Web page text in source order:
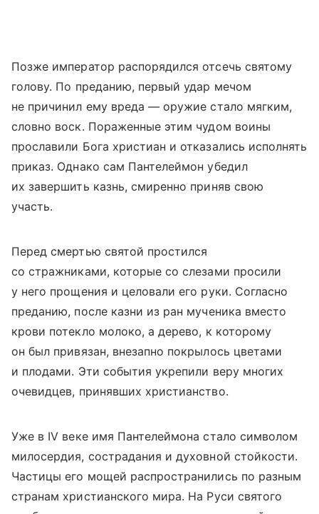
Позже император распорядился отсечь святому
голову. По преданию, первый удар мечом
не причинил ему вреда — оружие стало мягким,
словно воск. Пораженные этим чудом воины
прославили Бога христиан и отказались исполнять
приказ. Однако сам Пантелеймон убедил
их завершить казнь, смиренно приняв свою
участь.
Перед смертью святой простился
со стражниками, которые со слезами просили
у него прощения и целовали его руки. Согласно
преданию, после казни из ран мученика вместо
крови потекло молоко, а дерево, к которому
он был привязан, внезапно покрылось цветами
и плодами. Эти события укрепили веру многих
очевидцев, принявших христианство.
Уже в IV веке имя Пантелеймона стало символом
милосердия, сострадания и духовной стойкости.
Частицы его мощей распространились по разным
странам христианского мира. На Руси святого